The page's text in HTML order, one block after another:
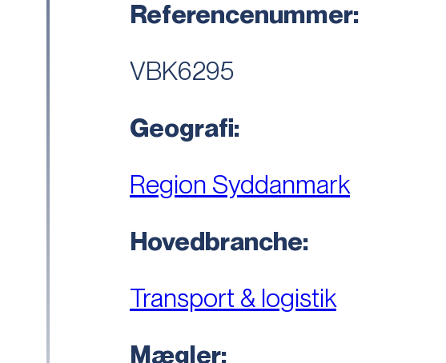
Referencenummer:
VBK6295
Geografi:
Region Syddanmark
Hovedbranche:
Transport & logistik
Mægler: